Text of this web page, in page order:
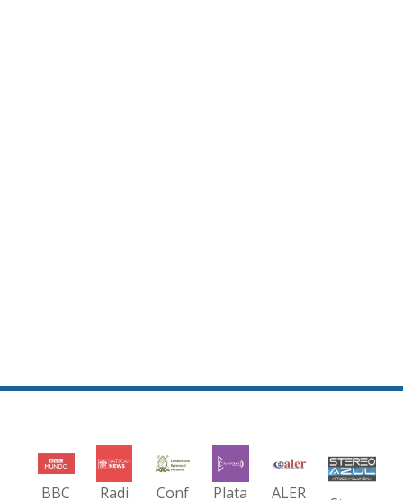
BBC
Radi
Conf
Plata
ALER